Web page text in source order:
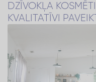
DZĪVOKĻA
KVALITATĪVI